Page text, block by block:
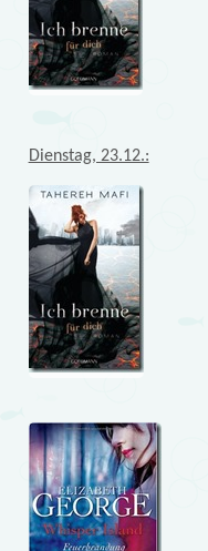
Dienstag, 23.12.: